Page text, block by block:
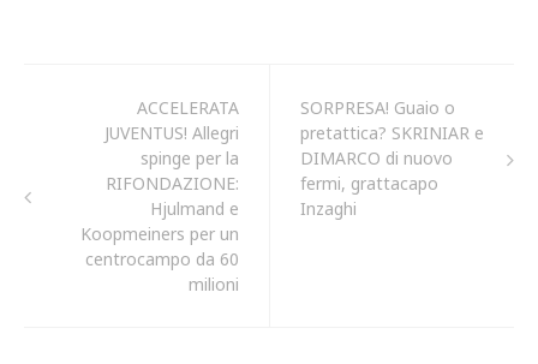
ACCELERATA
JUVENTUS! Allegri
spinge per la
RIFONDAZIONE:
Hjulmand e
Koopmeiners per un
centrocampo da 60
milioni
SORPRESA! Guaio o
pretattica? SKRINIAR e
DIMARCO di nuovo
fermi, grattacapo
Inzaghi